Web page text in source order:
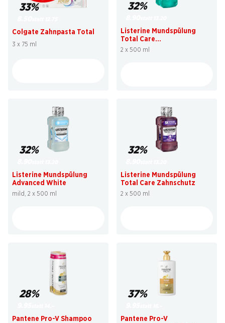
33%
Colgate Zahnpasta Total
3 x 75 ml
32%
Listerine Mundspülung
Total Care
Zahnfleischschutz
2 x 500 ml
32%
Listerine Mundspülung
Advanced White
mild, 2 x 500 ml
32%
Listerine Mundspülung
Total Care Zahnschutz
2 x 500 ml
28%
Pantene Pro-V Shampoo
37%
Pantene Pro-V